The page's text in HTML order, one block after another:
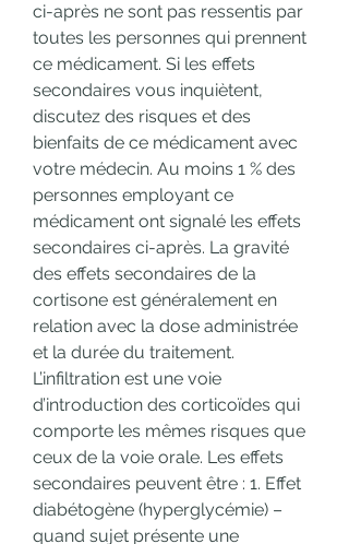
ci-après ne sont pas ressentis par
toutes les personnes qui prennent
ce médicament. Si les effets
secondaires vous inquiètent,
discutez des risques et des
bienfaits de ce médicament avec
votre médecin. Au moins 1 % des
personnes employant ce
médicament ont signalé les effets
secondaires ci-après. La gravité
des effets secondaires de la
cortisone est généralement en
relation avec la dose administrée
et la durée du traitement.
L’infiltration est une voie
d’introduction des corticoïdes qui
comporte les mêmes risques que
ceux de la voie orale. Les effets
secondaires peuvent être : 1. Effet
diabétogène (hyperglycémie) –
quand sujet présente une